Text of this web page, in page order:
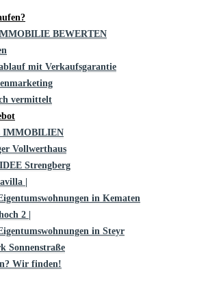
BEWERTEN
mit Verkaufsgarantie
vermittelt
IMMOBILIEN
Vollwerthaus
Strengberg
|
in Kematen
2 |
in Steyr
Sonnenstraße
Wir finden!